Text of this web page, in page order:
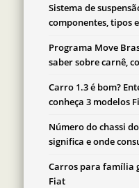
Sistema de
componentes, tipos
Programa Move
saber sobre carnê,
Carro 1.3 é bom?
conheça 3 modelos
Número do chassi
significa e onde
Carros para família
Fiat